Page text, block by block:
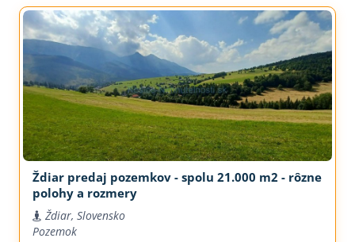
Ždiar predaj pozemkov - spolu 21.000 m2 - rôzne
polohy a rozmery
Ždiar, Slovensko
Pozemok